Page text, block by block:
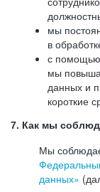
мы
в
с помощью
мы
данных и
короткие
7. Как мы
Мы
данных»